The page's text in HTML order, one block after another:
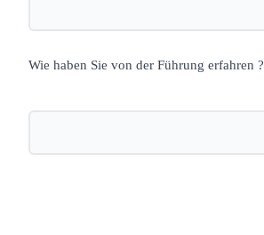
Wie haben Sie von der Führung erfahren ?